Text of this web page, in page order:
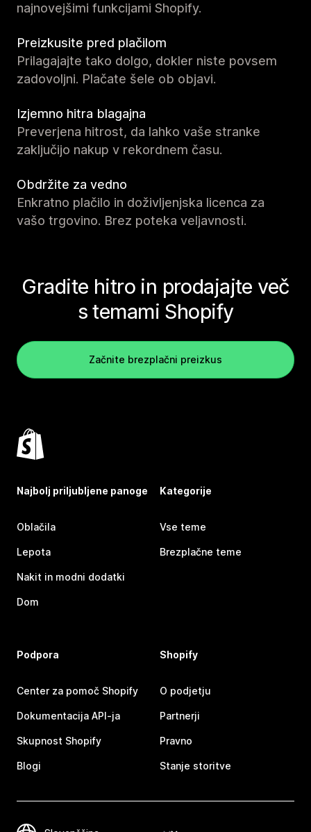
najnovejšimi funkcijami Shopify.
Preizkusite pred plačilom
Prilagajajte tako dolgo, dokler niste povsem
zadovoljni. Plačate šele ob objavi.
Izjemno hitra blagajna
Preverjena hitrost, da lahko vaše stranke
zaključijo nakup v rekordnem času.
Obdržite za vedno
Enkratno plačilo in doživljenjska licenca za
vašo trgovino. Brez poteka veljavnosti.
Gradite hitro in prodajajte več
s temami Shopify
Začnite brezplačni preizkus
Najbolj priljubljene panoge
Oblačila
Lepota
Nakit in modni dodatki
Dom
Kategorije
Vse teme
Brezplačne teme
Podpora
Center za pomoč Shopify
Dokumentacija API-ja
Skupnost Shopify
Blogi
Shopify
O podjetju
Partnerji
Pravno
Stanje storitve